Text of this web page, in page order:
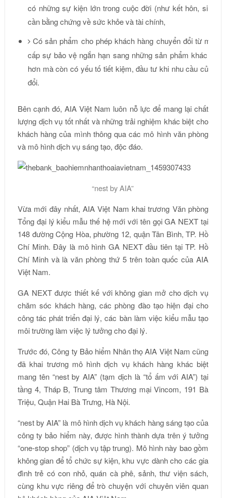
có những sự kiện lớn trong cuộc đời (như kết hôn, sinh
cần bằng chứng về sức khỏe và tài chính,
Có sản phẩm cho phép khách hàng chuyển đổi từ một
cấp sự bảo vệ ngắn hạn sang những sản phẩm khác
hơn mà còn có yếu tố tiết kiệm, đầu tư khi nhu cầu của
đổi.
Bên cạnh đó, AIA Việt Nam luôn nỗ lực để mang lại chất
lượng dịch vụ tốt nhất và những trải nghiệm khác biệt cho
khách hàng của mình thông qua các mô hình văn phòng
và mô hình dịch vụ sáng tạo, độc đáo.
“nest by AIA”
Vừa mới đây nhất, AIA Việt Nam khai trương Văn phòng
Tổng đại lý kiểu mẫu thế hệ mới với tên gọi GA NEXT tại
148 đường Cộng Hòa, phường 12, quận Tân Bình, TP. Hồ
Chí Minh. Đây là mô hình GA NEXT đầu tiên tại TP. Hồ
Chí Minh và là văn phòng thứ 5 trên toàn quốc của AIA
Việt Nam.
GA NEXT được thiết kế với không gian mở cho dịch vụ
chăm sóc khách hàng, các phòng đào tạo hiện đại cho
công tác phát triển đại lý, các bàn làm việc kiểu mẫu tạo
môi trường làm việc lý tưởng cho đại lý.
Trước đó, Công ty Bảo hiểm Nhân thọ AIA Việt Nam cũng
đã khai trương mô hình dịch vụ khách hàng khác biệt
mang tên “nest by AIA” (tạm dịch là “tổ ấm với AIA”) tại
tầng 4, Tháp B, Trung tâm Thương mại Vincom, 191 Bà
Triệu, Quận Hai Bà Trưng, Hà Nội.
“nest by AIA” là mô hình dịch vụ khách hàng sáng tạo của
công ty bảo hiểm này, được hình thành dựa trên ý tưởng
“one-stop shop” (dịch vụ tập trung). Mô hình này bao gồm
không gian để tổ chức sự kiện, khu vực dành cho các gia
đình trẻ có con nhỏ, quán cà phê, sảnh, thư viện sách,
cùng khu vực riêng để trò chuyện với chuyên viên quan